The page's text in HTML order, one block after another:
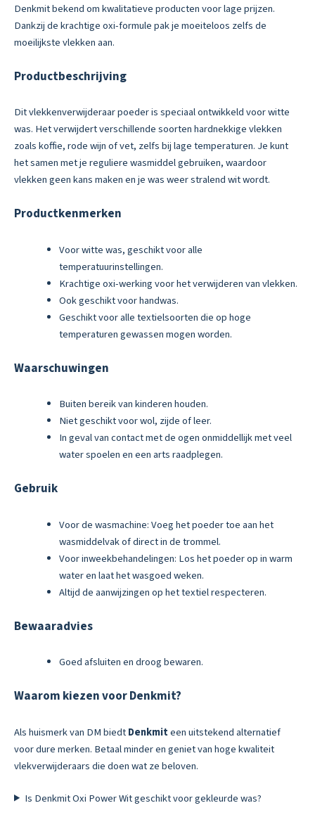
Denkmit bekend om kwalitatieve producten voor lage prijzen.
Dankzij de krachtige oxi-formule pak je moeiteloos zelfs de
moeilijkste vlekken aan.
Productbeschrijving
Dit vlekkenverwijderaar poeder is speciaal ontwikkeld voor witte
was. Het verwijdert verschillende soorten hardnekkige vlekken
zoals koffie, rode wijn of vet, zelfs bij lage temperaturen. Je kunt
het samen met je reguliere wasmiddel gebruiken, waardoor
vlekken geen kans maken en je was weer stralend wit wordt.
Productkenmerken
Voor witte was, geschikt voor alle
temperatuurinstellingen.
Krachtige oxi-werking voor het verwijderen van vlekken.
Ook geschikt voor handwas.
Geschikt voor alle textielsoorten die op hoge
temperaturen gewassen mogen worden.
Waarschuwingen
Buiten bereik van kinderen houden.
Niet geschikt voor wol, zijde of leer.
In geval van contact met de ogen onmiddellijk met veel
water spoelen en een arts raadplegen.
Gebruik
Voor de wasmachine: Voeg het poeder toe aan het
wasmiddelvak of direct in de trommel.
Voor inweekbehandelingen: Los het poeder op in warm
water en laat het wasgoed weken.
Altijd de aanwijzingen op het textiel respecteren.
Bewaaradvies
Goed afsluiten en droog bewaren.
Waarom kiezen voor Denkmit?
Als huismerk van DM biedtDenkmiteen uitstekend alternatief
voor dure merken. Betaal minder en geniet van hoge kwaliteit
vlekverwijderaars die doen wat ze beloven.
Is Denkmit Oxi Power Wit geschikt voor gekleurde was?